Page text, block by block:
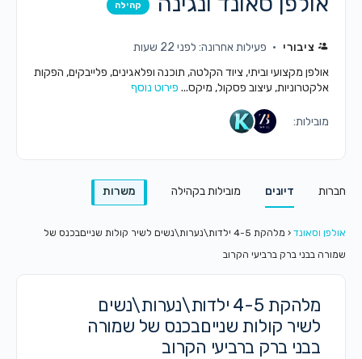
קהילה
ציבורי
פעילות אחרונה: לפני 22 שעות
אולפן מקצועי וביתי, ציוד הקלטה, תוכנה ופלאגינים, פלייבקים, הפקות
אלקטרוניות, עיצוב פסקול, מיקס...פירוט נוסף
מובילות:
חברות דיונים מובילות בקהילה משרות
אולפן וסאונד ‹
מלהקת 4-5 ילדות\נערות\נשים לשיר קולות שנייםבכנס של
שמורה בבני ברק ברביעי הקרוב
מלהקת 4-5 ילדות\נערות\נשים
לשיר קולות שנייםבכנס של שמורה
בבני ברק ברביעי הקרוב